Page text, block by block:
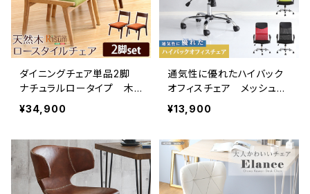
ダイニングチェア単品2脚
ナチュラルロータイプ 木
製アッシュ材｜Risum-リス
ム- SH-01RIS-2C
¥34,900
通気性に優れたハイバック
オフィスチェア メッシュタ
イプ【Remii-レミー-】 SH-
05-90878
¥13,900